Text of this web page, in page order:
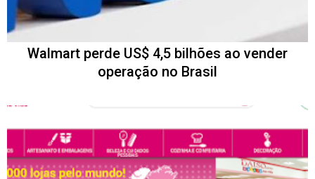
Walmart perde US$ 4,5 bilhões ao vender
operação no Brasil